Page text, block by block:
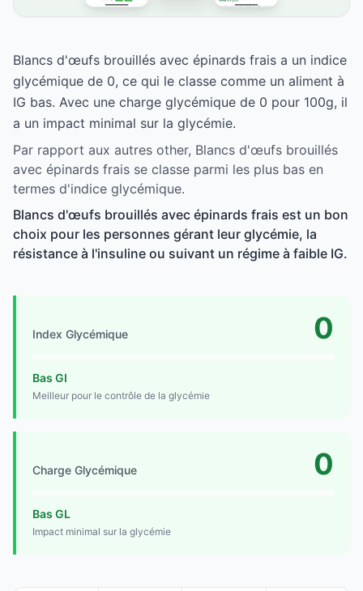
Blancs d'œufs brouillés avec épinards frais a un indice
glycémique de 0, ce qui le classe comme un aliment à
IG bas. Avec une charge glycémique de 0 pour 100g, il
a un impact minimal sur la glycémie.
Par rapport aux autres other, Blancs d'œufs brouillés
avec épinards frais se classe parmi les plus bas en
termes d'indice glycémique.
Blancs d'œufs brouillés avec épinards frais est un bon
choix pour les personnes gérant leur glycémie, la
résistance à l'insuline ou suivant un régime à faible IG.
Index Glycémique 0
Bas GI
Meilleur pour le contrôle de la glycémie
Charge Glycémique 0
Bas GL
Impact minimal sur la glycémie